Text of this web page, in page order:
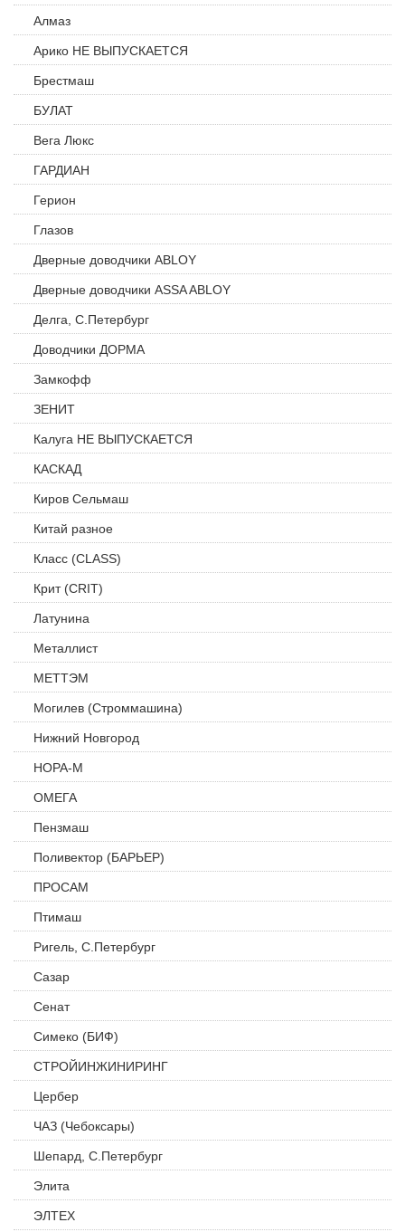
Алмаз
Арико НЕ ВЫПУСКАЕТСЯ
Брестмаш
БУЛАТ
Вега Люкс
ГАРДИАН
Герион
Глазов
Дверные доводчики ABLOY
Дверные доводчики ASSA ABLOY
Делга, С.Петербург
Доводчики ДОРМА
Замкофф
ЗЕНИТ
Калуга НЕ ВЫПУСКАЕТСЯ
КАСКАД
Киров Сельмаш
Китай разное
Класс (CLASS)
Крит (CRIT)
Латунина
Металлист
МЕТТЭМ
Могилев (Строммашина)
Нижний Новгород
НОРА-М
ОМЕГА
Пензмаш
Поливектор (БАРЬЕР)
ПРОСАМ
Птимаш
Ригель, С.Петербург
Сазар
Сенат
Симеко (БИФ)
СТРОЙИНЖИНИРИНГ
Цербер
ЧАЗ (Чебоксары)
Шепард, С.Петербург
Элита
ЭЛТЕХ